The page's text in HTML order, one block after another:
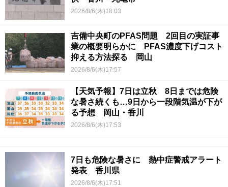
2026/8/6(木)18:03
吉備中央町のPFAS問題 2回目の実証事
業の概要明らかに PFAS濃度下げコスト
抑える方法探る 岡山
2026/8/6(木)17:57
【天気予報】7日は立秋 8日までは危険
な暑さ続くも…9日から一段階気温が下が
る予想 岡山・香川
2026/8/6(木)17:53
7日も危険な暑さに 熱中症警戒アラート
発表 香川県
2026/8/6(木)17:51